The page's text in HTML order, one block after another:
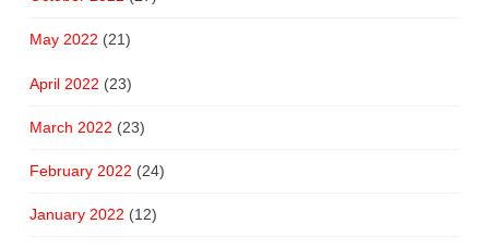
May 2022 (21)
April 2022 (23)
March 2022 (23)
February 2022 (24)
January 2022 (12)